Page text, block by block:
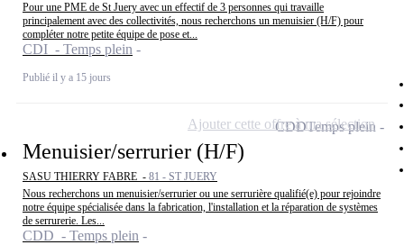
Pour une PME de St Juery avec un effectif de 3 personnes qui travaille
principalement avec des collectivités, nous recherchons un menuisier (H/F) pour
compléter notre petite équipe de pose et...
CDI - Temps plein
Publié il y a 15 jours
Menuisier/serrurier (H/F)
SASU THIERRY FABRE - 81 - ST JUERY
Nous recherchons un menuisier/serrurier ou une serrurière qualifié(e) pour rejoindre
notre équipe spécialisée dans la fabrication, l'installation et la réparation de systèmes
de serrurerie. Les...
CDD - Temps plein
CDDTemps plein
Ajouter cette offre à ma sélection